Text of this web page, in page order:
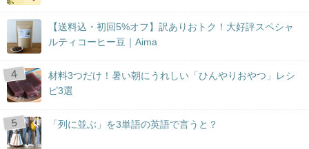
【送料込・初回5%オフ】訳ありおトク！大好評スペシャ
ルティコーヒー豆｜Aima
材料3つだけ！暑い朝にうれしい「ひんやりおやつ」レシ
ピ3選
「列に並ぶ」を3単語の英語で言うと？